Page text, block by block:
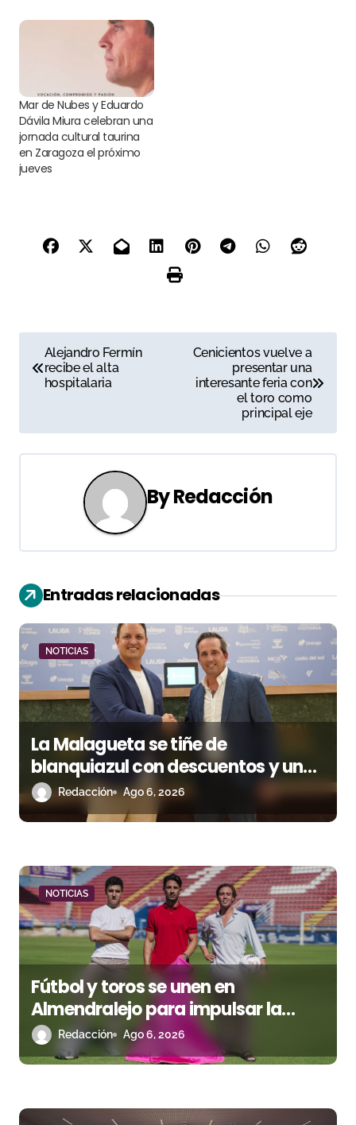
Mar de Nubes y Eduardo
Dávila Miura celebran una
jornada cultural taurina
en Zaragoza el próximo
jueves
a
e
c
i
ó
n
d
e
e
n
t
a
d
a
s
Alejandro Fermín
recibe el alta
hospitalaria
Cenicientos vuelve a
presentar una
interesante feria con
el toro como
principal eje
ByRedacción
Entradas relacionadas
NOTICIAS
La Malagueta se tiñe de
blanquiazul con descuentos y una
corrida homenaje al Málaga CF
Redacción Ago 6, 2026
NOTICIAS
Fútbol y toros se unen en
Almendralejo para impulsar la
corrida de la Piedad
Redacción Ago 6, 2026